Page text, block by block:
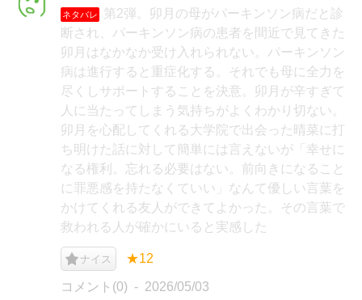
ネタバレ
第2弾。卯月の母がパーキンソン病だと診
断され、パーキンソン病の患者を間近で見てきた
卯月はなかなか受け入れられない。パーキンソン
病は進行すると重症化する。それでも母に全力を
尽くしサポートすることを決意。卯月が辛すぎて
人に当たってしまう気持ちがよくわかり切ない。
卯月を心配してくれる大学院で出会った晴菜に打
ち明けた話に対して簡単には言えないが「幸せに
なる権利。忘れる必要はない。前向きになること
に罪悪感を持たなくていい」なんて優しい言葉を
かけてくれる友人ができてよかった。その言葉で
救われる人が確かにいると実感した
ナイス ★12
コメント(0) 2026/05/03